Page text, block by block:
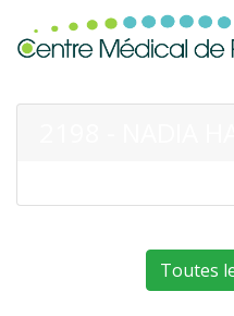
Toutes